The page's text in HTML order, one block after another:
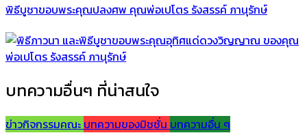
พิธีบูชาขอบพระคุณปลงศพ คุณพ่อเปโตร รังสรรค์ ภานุรักษ์
บทความอื่นๆ ที่น่าสนใจ
ข่าวกิจกรรมคณะ บทความของมิชชั่น บทความอื่น ๆ